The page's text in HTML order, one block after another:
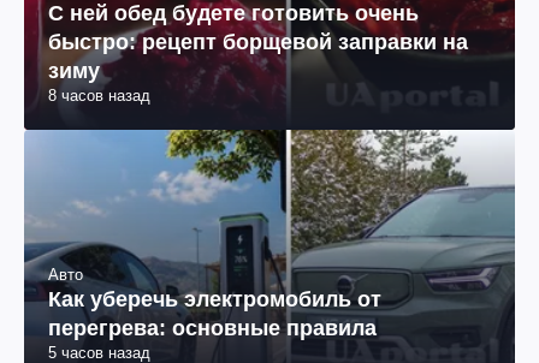
С ней обед будете готовить очень
быстро: рецепт борщевой заправки на
зиму
8 часов назад
Авто
Как уберечь электромобиль от
перегрева: основные правила
5 часов назад